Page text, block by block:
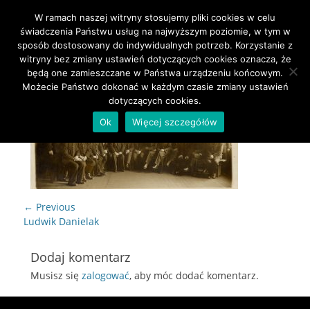
Primary Menu
Skip
to
content
Nawigacja
wpisu
← Previous
Previous
Ludwik Danielak
Dodaj komentarz
Musisz się zalogować, aby móc dodać komentarz.
W ramach naszej witryny stosujemy pliki cookies w celu
świadczenia Państwu usług na najwyższym poziomie, w tym w
sposób dostosowany do indywidualnych potrzeb. Korzystanie z
witryny bez zmiany ustawień dotyczących cookies oznacza, że
będą one zamieszczane w Państwa urządzeniu końcowym.
Możecie Państwo dokonać w każdym czasie zmiany ustawień
dotyczących cookies.
Ok
Więcej szczegółów